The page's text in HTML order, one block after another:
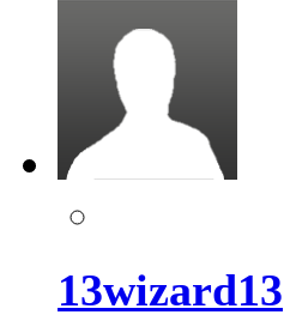
13wizard13